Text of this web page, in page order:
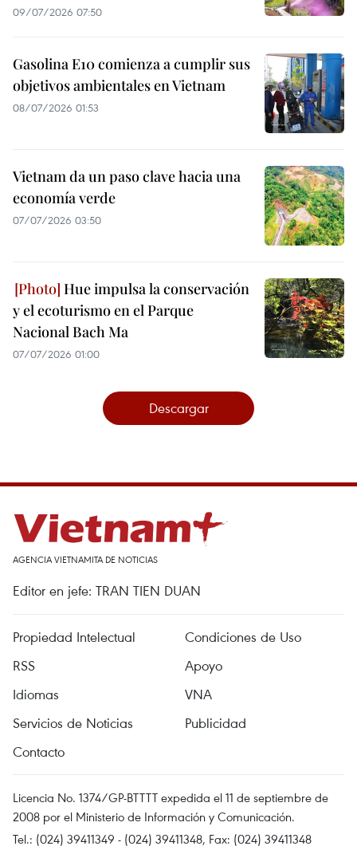
09/07/2026 07:50
Gasolina E10 comienza a cumplir sus
objetivos ambientales en Vietnam
08/07/2026 01:53
Vietnam da un paso clave hacia una
economía verde
07/07/2026 03:50
Hue impulsa la conservación
y el ecoturismo en el Parque
Nacional Bach Ma
07/07/2026 01:00
Descargar
AGENCIA VIETNAMITA DE NOTICIAS
Editor en jefe: TRAN TIEN DUAN
Propiedad Intelectual
Condiciones de Uso
RSS
Apoyo
Idiomas
VNA
Servicios de Noticias
Publicidad
Contacto
Licencia No. 1374/GP-BTTTT expedida el 11 de septiembre de
2008 por el Ministerio de Información y Comunicación.
Tel.: (024) 39411349 - (024) 39411348, Fax: (024) 39411348